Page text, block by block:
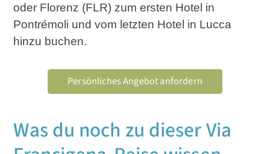
oder Florenz (FLR) zum ersten Hotel in
Pontrémoli und vom letzten Hotel in Lucca
hinzu buchen.
Persönliches Angebot anfordern
Was du noch zu dieser Via